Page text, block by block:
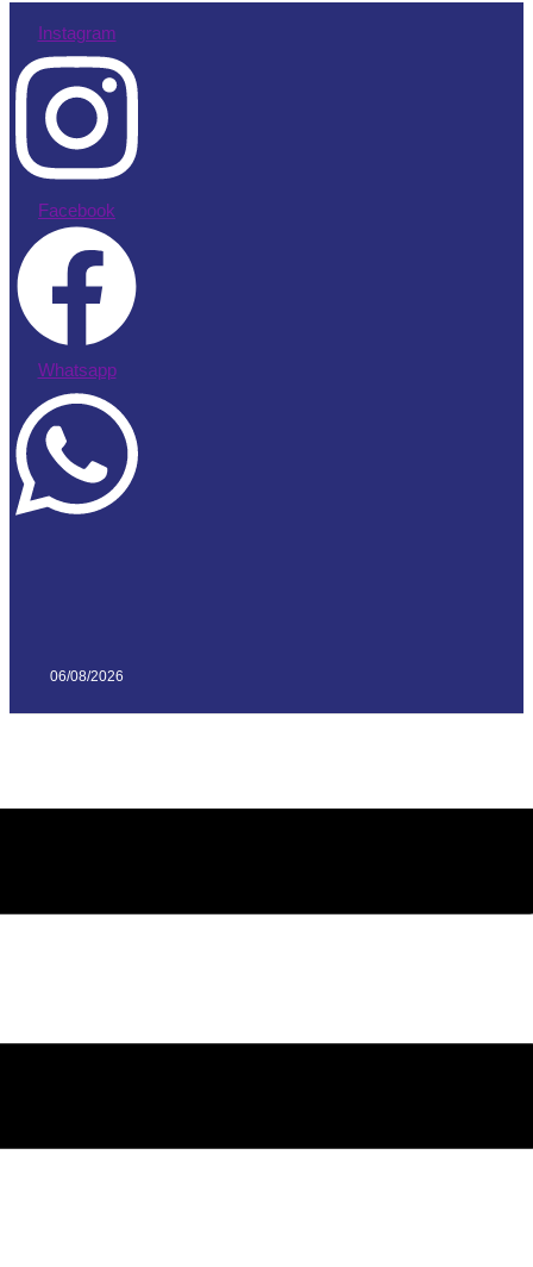
Instagram
Facebook
Whatsapp
06/08/2026